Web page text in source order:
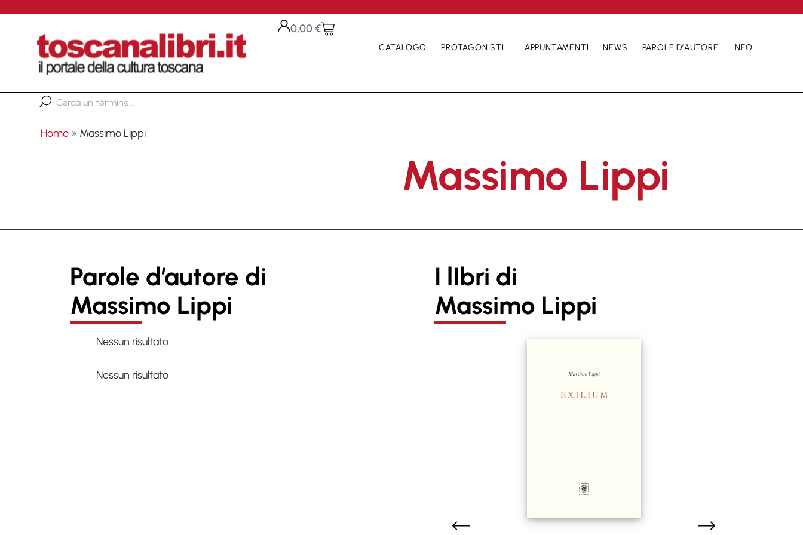
0,00€
CATALOGO PROTAGONISTI APPUNTAMENTI NEWS PAROLE D’AUTORE INFO
Home » Massimo Lippi
Massimo Lippi
Parole d’autore di
Massimo Lippi
Nessun risultato
Nessun risultato
I lIbri di
Massimo Lippi